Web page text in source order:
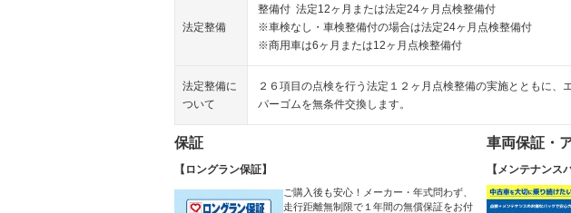
法定整備
整備付 法定12ヶ月または法定24ヶ月点検整備付
※車検なし・車検整備付の場合は法定24ヶ月点検整備付
※商用車は6ヶ月または12ヶ月点検整備付
法定整備に
ついて
２６項目の点検を行う法定１２ヶ月点検整備の実施とともに、
パーゴムを無条件交換します。
保証
【ロングラン保証】
ご購入後も安心！メーカー・年式問わず、
走行距離無制限で１年間の無償保証をお付
車両保証・
【メンテナンス